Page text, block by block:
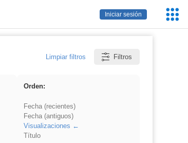
Iniciar sesión
Limpiar filtros Filtros
Orden:
Fecha (recientes)
Fecha (antiguos)
Visualizaciones
Título